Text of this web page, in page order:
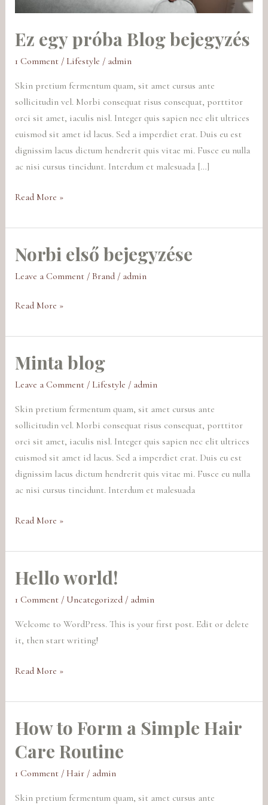
Ez egy próba Blog bejegyzés
1 Comment / Lifestyle / admin
Skin pretium fermentum quam, sit amet cursus ante
sollicitudin vel. Morbi consequat risus consequat, porttitor
orci sit amet, iaculis nisl. Integer quis sapien nec elit ultrices
euismod sit amet id lacus. Sed a imperdiet erat. Duis eu est
dignissim lacus dictum hendrerit quis vitae mi. Fusce eu nulla
ac nisi cursus tincidunt. Interdum et malesuada […]
Read More »
Norbi első bejegyzése
Leave a Comment / Brand/ admin
Norbi
bejegyzése
Read More »
Minta blog
Leave a Comment / Lifestyle / admin
Skin pretium fermentum quam, sit amet cursus ante
sollicitudin vel. Morbi consequat risus consequat, porttitor
orci sit amet, iaculis nisl. Integer quis sapien nec elit ultrices
euismod sit amet id lacus. Sed a imperdiet erat. Duis eu est
dignissim lacus dictum hendrerit quis vitae mi. Fusce eu nulla
ac nisi cursus tincidunt. Interdum et malesuada
Minta
Read More »
Hello world!
1 Comment / Uncategorized/ admin
Welcome to WordPress. This is your first post. Edit or delete
it, then start writing!
Hello
Read More »
How to Form a Simple Hair
Care Routine
1 Comment / Hair/ admin
Skin pretium fermentum quam, sit amet cursus ante
How
Form
a